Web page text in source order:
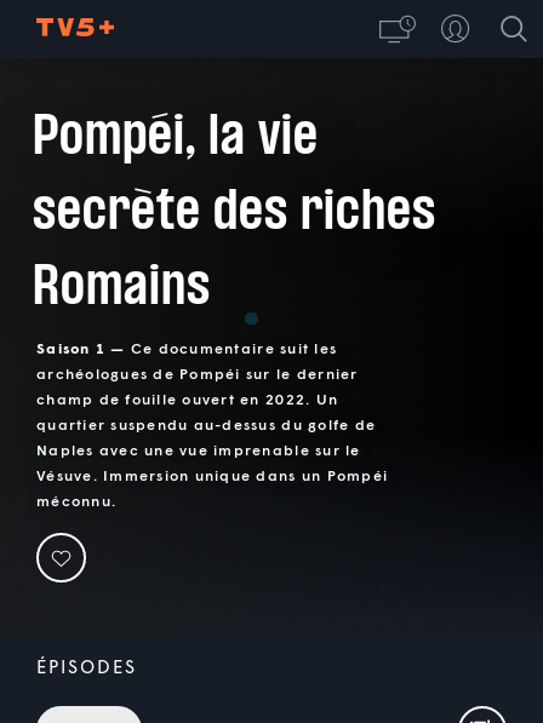
Pompéi, la vie
secrète des riches
Romains
Saison 1 — Ce documentaire suit les
archéologues de Pompéi sur le dernier
champ de fouille ouvert en 2022. Un
quartier suspendu au-dessus du golfe de
Naples avec une vue imprenable sur le
Vésuve. Immersion unique dans un Pompéi
méconnu.
ÉPISODES